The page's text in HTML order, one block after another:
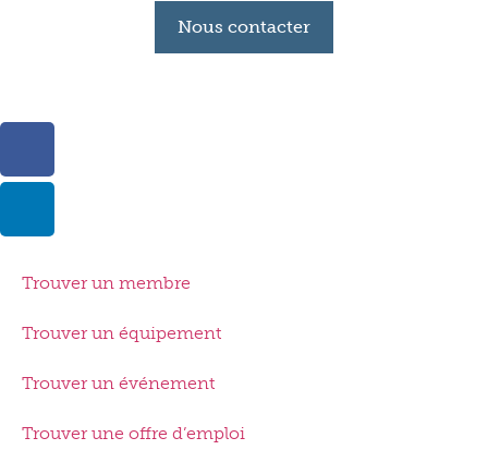
Nous contacter
Trouver un membre
Trouver un équipement
Trouver un événement
Trouver une offre d’emploi